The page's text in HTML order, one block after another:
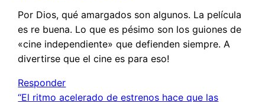
Por Dios, qué amargados son algunos. La película
es re buena. Lo que es pésimo son los guiones de
«cine independiente» que defienden siempre. A
divertirse que el cine es para eso!
Responder
“El ritmo acelerado de estrenos hace que las